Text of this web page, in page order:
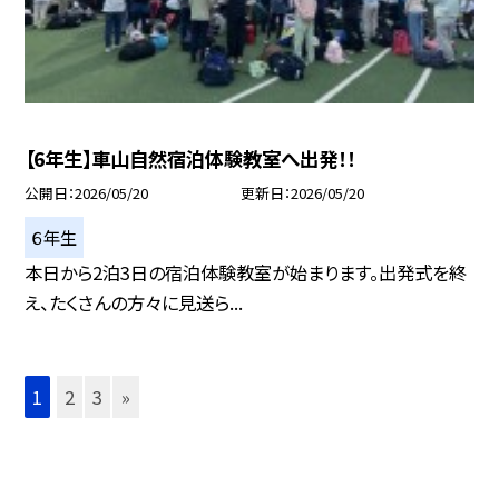
【6年生】車山自然宿泊体験教室へ出発！！
公開日 2026/05/20 更新日 2026/05/20
６年生
本日から2泊3日の宿泊体験教室が始まります。出発式を終
え、たくさんの方々に見送ら...
1 2 3 »